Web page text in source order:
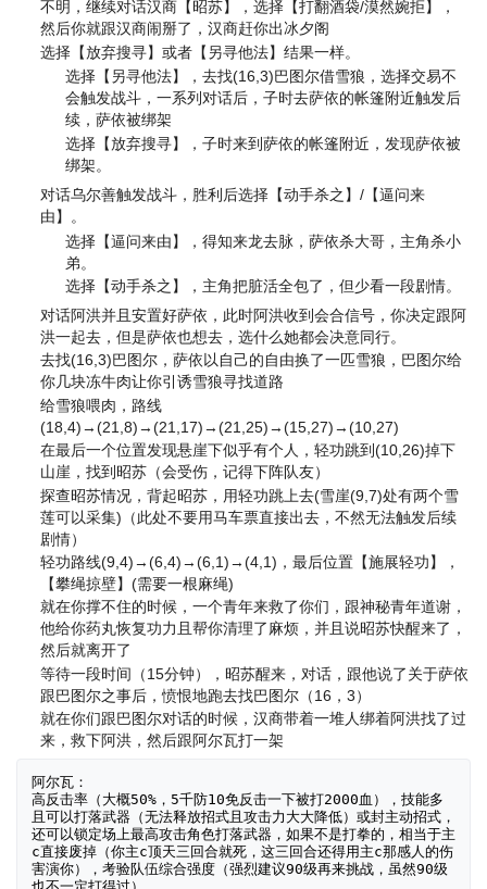
不明，继续对话汉商【昭苏】，选择【打翻酒袋/漠然婉拒】，
然后你就跟汉商闹掰了，汉商赶你出冰夕阁
选择【放弃搜寻】或者【另寻他法】结果一样。
选择【另寻他法】，去找(16,3)巴图尔借雪狼，选择交易不
会触发战斗，一系列对话后，子时去萨依的帐篷附近触发后
续，萨依被绑架
选择【放弃搜寻】，子时来到萨依的帐篷附近，发现萨依被
绑架。
对话乌尔善触发战斗，胜利后选择【动手杀之】/【逼问来
由】。
选择【逼问来由】，得知来龙去脉，萨依杀大哥，主角杀小
弟。
选择【动手杀之】，主角把脏活全包了，但少看一段剧情。
对话阿洪并且安置好萨依，此时阿洪收到会合信号，你决定跟阿
洪一起去，但是萨依也想去，选什么她都会决意同行。
去找(16,3)巴图尔，萨依以自己的自由换了一匹雪狼，巴图尔给
你几块冻牛肉让你引诱雪狼寻找道路
给雪狼喂肉，路线
(18,4)→(21,8)→(21,17)→(21,25)→(15,27)→(10,27)
在最后一个位置发现悬崖下似乎有个人，轻功跳到(10,26)掉下
山崖，找到昭苏（会受伤，记得下阵队友）
探查昭苏情况，背起昭苏，用轻功跳上去(雪崖(9,7)处有两个雪
莲可以采集)（此处不要用马车票直接出去，不然无法触发后续
剧情）
轻功路线(9,4)→(6,4)→(6,1)→(4,1)，最后位置【施展轻功】，
【攀绳掠壁】(需要一根麻绳)
就在你撑不住的时候，一个青年来救了你们，跟神秘青年道谢，
他给你药丸恢复功力且帮你清理了麻烦，并且说昭苏快醒来了，
然后就离开了
等待一段时间（15分钟），昭苏醒来，对话，跟他说了关于萨依
跟巴图尔之事后，愤恨地跑去找巴图尔（16，3）
就在你们跟巴图尔对话的时候，汉商带着一堆人绑着阿洪找了过
来，救下阿洪，然后跟阿尔瓦打一架
阿尔瓦：
高反击率（大概50%，5千防10免反击一下被打2000血），技能多
且可以打落武器（无法释放招式且攻击力大大降低）或封主动招式，
还可以锁定场上最高攻击角色打落武器，如果不是打拳的，相当于主
c直接废掉（你主c顶天三回合就死，这三回合还得用主c那感人的伤
害演你），考验队伍综合强度（强烈建议90级再来挑战，虽然90级